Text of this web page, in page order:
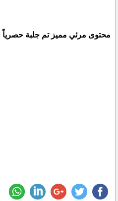
محتوى مرئي مميز تم جلبة حصرياً